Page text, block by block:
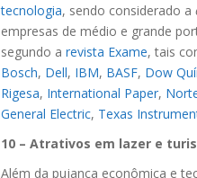
tecnologia, sendo considerado a
empresas de médio e grande
segundo a revista Exame, tais
Bosch, Dell, IBM, BASF, Dow
Rigesa, International Paper,
General Electric, Texas
10 – Atrativos em lazer e
Além da pujança econômica e